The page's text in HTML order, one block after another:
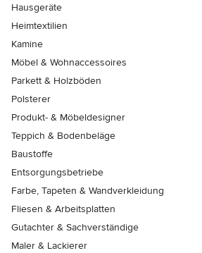
Hausgeräte
Heimtextilien
Kamine
Möbel & Wohnaccessoires
Parkett & Holzböden
Polsterer
Produkt- & Möbeldesigner
Teppich & Bodenbeläge
Baustoffe
Entsorgungsbetriebe
Farbe, Tapeten & Wandverkleidung
Fliesen & Arbeitsplatten
Gutachter & Sachverständige
Maler & Lackierer